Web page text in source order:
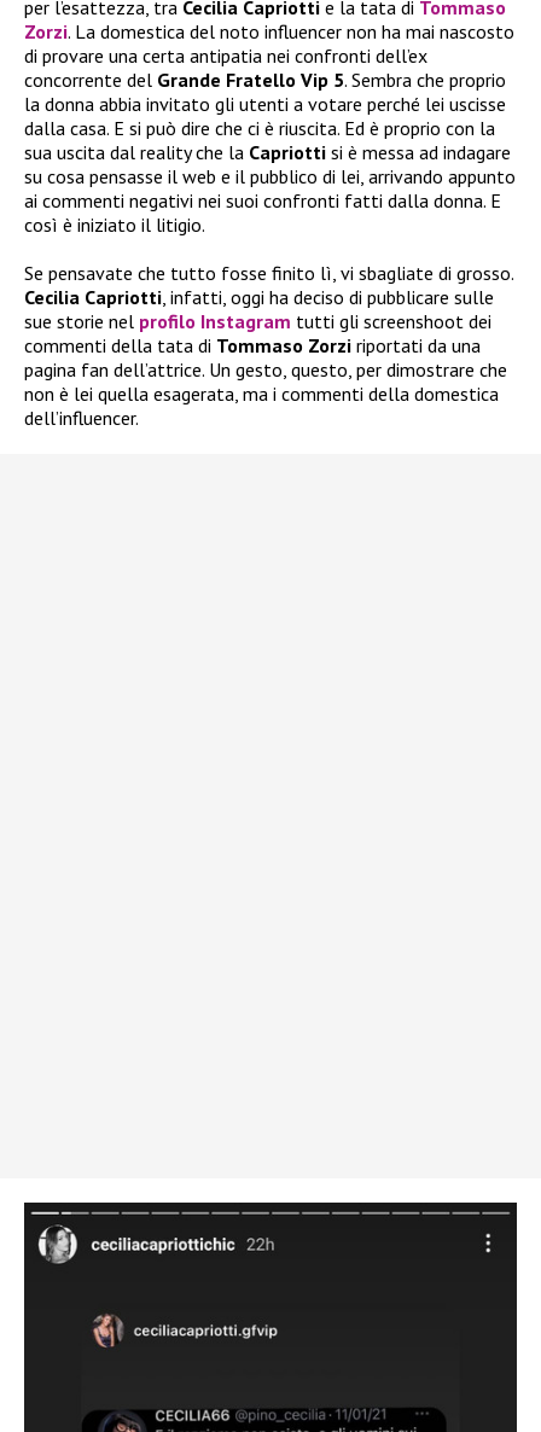
per l’esattezza, tra Cecilia Capriotti e la tata di Tommaso
Zorzi. La domestica del noto influencer non ha mai nascosto
di provare una certa antipatia nei confronti dell’ex
concorrente del Grande Fratello Vip 5. Sembra che proprio
la donna abbia invitato gli utenti a votare perché lei uscisse
dalla casa. E si può dire che ci è riuscita. Ed è proprio con la
sua uscita dal reality che la Capriotti si è messa ad indagare
su cosa pensasse il web e il pubblico di lei, arrivando appunto
ai commenti negativi nei suoi confronti fatti dalla donna. E
così è iniziato il litigio.
Se pensavate che tutto fosse finito lì, vi sbagliate di grosso.
Cecilia Capriotti, infatti, oggi ha deciso di pubblicare sulle
sue storie nel profilo Instagram tutti gli screenshoot dei
commenti della tata di Tommaso Zorzi riportati da una
pagina fan dell’attrice. Un gesto, questo, per dimostrare che
non è lei quella esagerata, ma i commenti della domestica
dell’influencer.